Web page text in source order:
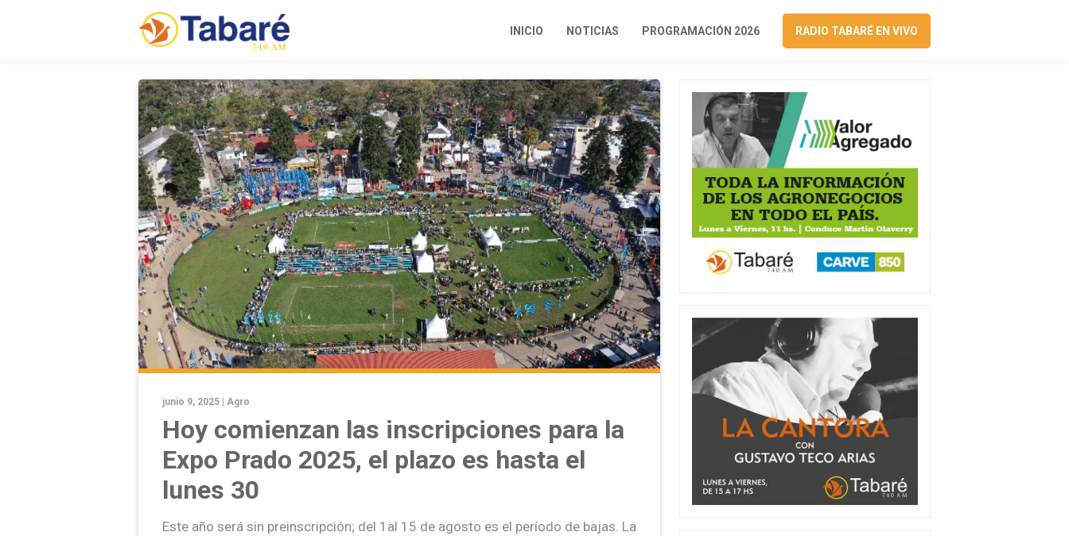
INICIO NOTICIAS PROGRAMACIÓN 2026 RADIO TABARÉ EN VIVO
junio 9, 2025 | Agro
Hoy comienzan las inscripciones para la
Expo Prado 2025, el plazo es hasta el
lunes 30
Este año será sin preinscripción; del 1al 15 de agosto es el período de bajas. La